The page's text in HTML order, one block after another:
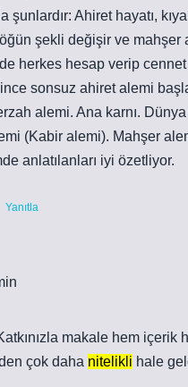
şunlardır: Ahiret hayatı,
şekli değişir ve mahşer
herkes hesap verip
sonsuz ahiret alemi
alemi. Ana karnı. Dünya
(Kabir alemi). Mahşer
anlatılanları iyi özetliyor.
Yanıtla
makale hem içerik
çok daha nitelikli hale